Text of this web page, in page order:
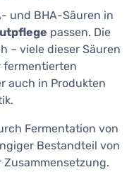
und BHA-Säuren in
passen. Die
– viele dieser Säuren
fermentierten
auch in Produkten
Fermentation von
Bestandteil von